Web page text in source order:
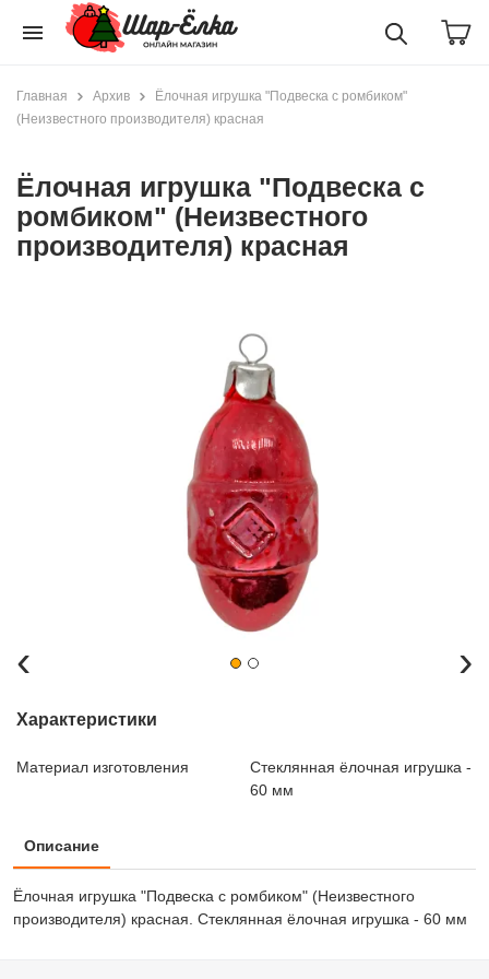
menu
Главная Архив
Ёлочная игрушка "Подвеска с ромбиком"
(Неизвестного производителя) красная
Ёлочная игрушка "Подвеска с
ромбиком" (Неизвестного
производителя) красная
‹ ›
Характеристики
Материал изготовления
Стеклянная ёлочная игрушка -
60 мм
Описание
Ёлочная игрушка "Подвеска с ромбиком" (Неизвестного
производителя) красная. Стеклянная ёлочная игрушка - 60 мм